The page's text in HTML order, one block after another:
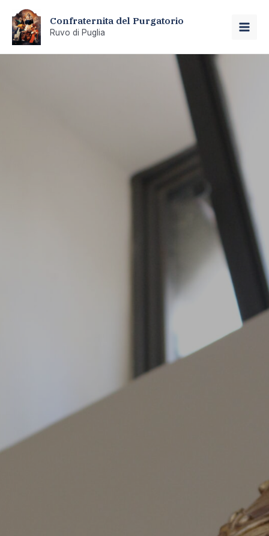
contenuto
Confraternita del Purgatorio
Ruvo di Puglia